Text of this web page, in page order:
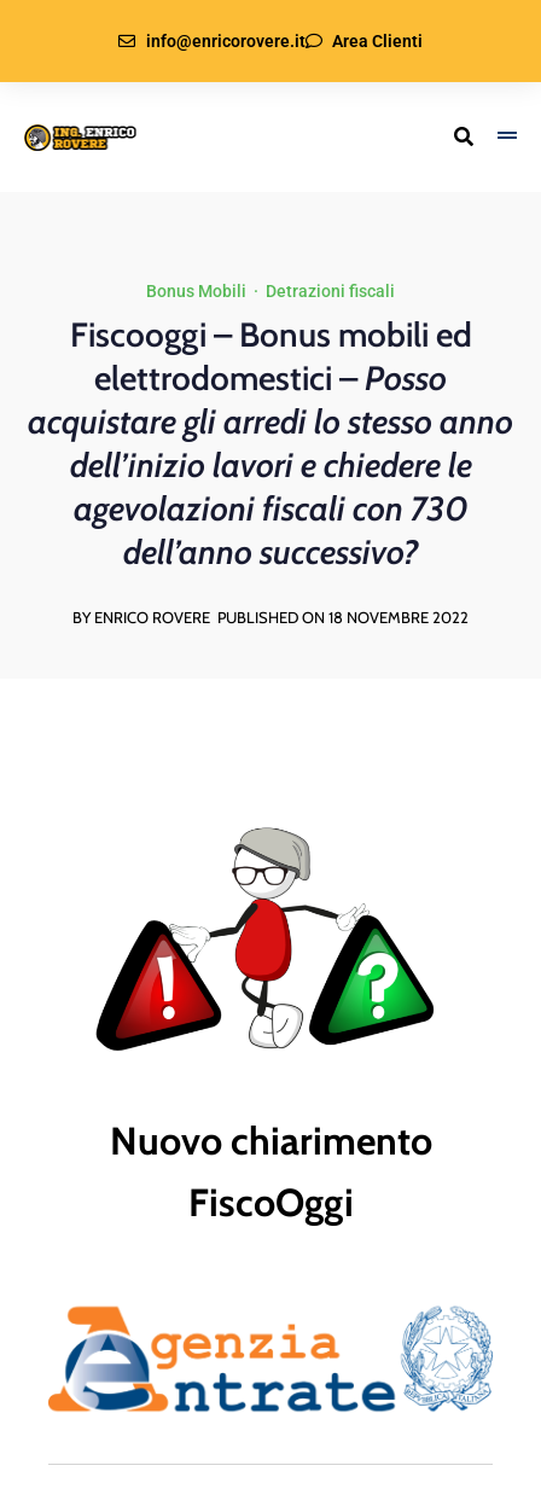
info@enricorovere.it Area Clienti
Bonus Mobili · Detrazioni fiscali
Fiscooggi – Bonus mobili ed
elettrodomestici –Posso
acquistare gli arredi lo stesso anno
dell’inizio lavori e chiedere le
agevolazioni fiscali con 730
dell’anno successivo?
BY ENRICO ROVERE PUBLISHED ON 18 NOVEMBRE 2022
Nuovo chiarimento
FiscoOggi